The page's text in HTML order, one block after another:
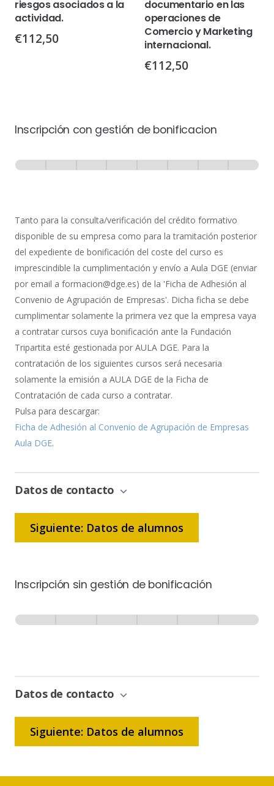
riesgos asociados a la
actividad.
€112,50
documentario en las
operaciones de
Comercio y Marketing
internacional.
€112,50
Inscripción con gestión de bonificacion
-
de
Bonificación
Tanto para la consulta/verificación del crédito formativo
disponible de su empresa como para la tramitación posterior
del expediente de bonificación del coste del curso es
imprescindible la cumplimentación y envío a Aula DGE (enviar
por email a formacion@dge.es) de la 'Ficha de Adhesión al
Convenio de Agrupación de Empresas'. Dicha ficha se debe
cumplimentar solamente la primera vez que la empresa vaya
a contratar cursos cuya bonificación ante la Fundación
Tripartita esté gestionada por AULA DGE. Para la
contratación de los siguientes cursos será necesaria
solamente la emisión a AULA DGE de la Ficha de
Contratación de cada curso a contratar.
Pulsa para descargar:
Ficha de Adhesión al Convenio de Agrupación de Empresas
Aula DGE.
Datos de contacto
Siguiente: Datos de alumnos
Inscripción sin gestión de bonificación
-
Bonificación
Datos de contacto
Siguiente: Datos de alumnos